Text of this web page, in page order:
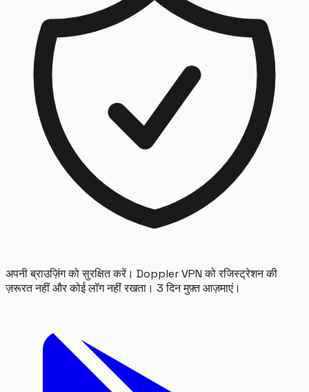
अपनी ब्राउज़िंग को सुरक्षित करें। Doppler VPN को रजिस्ट्रेशन की
ज़रूरत नहीं और कोई लॉग नहीं रखता। 3 दिन मुफ़्त आज़माएं।